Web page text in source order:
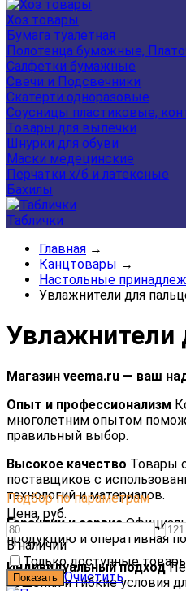
Хоз товары
Бумага туалетная
Полотенца бумажные,
Салфетки бумажные
Свечи и Подсвечники
Скатерти одноразовые
Соусницы пластиковые,
Товары для выпечки
Шнурки для обуви
Маски медецинские
Перчатки х/б и латексные
Бахилы
Таблички
Главная →
Канцтовары →
Настольные
Увлажнители для
Увлажнители
Магазин veema.ru — ваш
Опыт и профессионализм
многолетним опытом
правильный выбор.
Высокое качество Товары
поставщиков с
технологий и материалов.
Гарантии и сервис
продукцию и оперативная
Индивидуальный подход
решения и гибкие условия
Подбор по параметрам
Цена, руб.
—
В наличии
Только доступные
Очистить